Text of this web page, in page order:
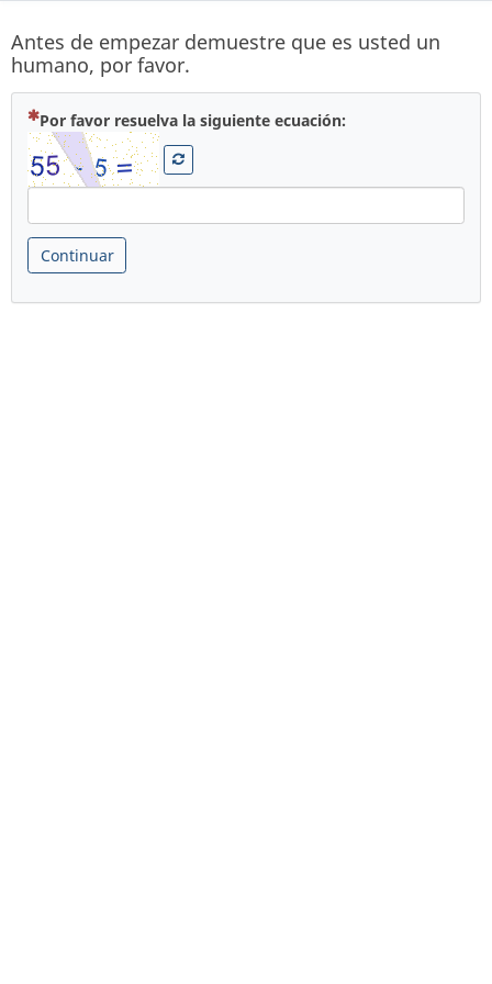
Antes de empezar demuestre que es usted un
humano, por favor.
Por favor resuelva la siguiente ecuación:
Continuar